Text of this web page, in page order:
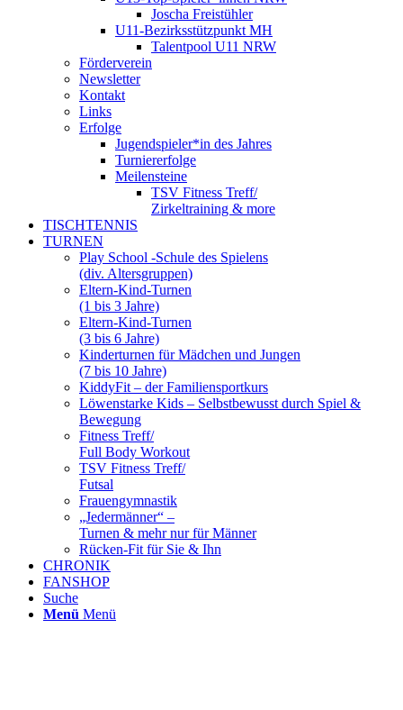
Joscha Freistühler
U11-Bezirksstützpunkt MH
Talentpool U11 NRW
Förderverein
Newsletter
Kontakt
Links
Erfolge
Jugendspieler*in des Jahres
Turniererfolge
Meilensteine
TSV Fitness Treff/
Zirkeltraining & more
TISCHTENNIS
TURNEN
Play School -Schule des Spielens
(div. Altersgruppen)
Eltern-Kind-Turnen
(1 bis 3 Jahre)
Eltern-Kind-Turnen
(3 bis 6 Jahre)
Kinderturnen für Mädchen und Jungen
(7 bis 10 Jahre)
KiddyFit – der Familiensportkurs
Löwenstarke Kids – Selbstbewusst durch Spiel &
Bewegung
Fitness Treff/
Full Body Workout
TSV Fitness Treff/
Futsal
Frauengymnastik
„Jedermänner“ –
Turnen & mehr nur für Männer
Rücken-Fit für Sie & Ihn
CHRONIK
FANSHOP
Suche
Menü Menü